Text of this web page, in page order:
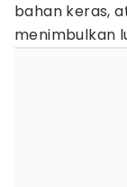
bahan keras,
menimbulkan